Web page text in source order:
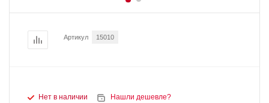
Артикул 15010
Нет в наличии Нашли дешевле?